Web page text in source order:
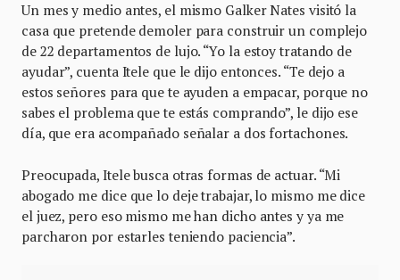
Un mes y medio antes, el mismo Galker Nates visitó la
casa que pretende demoler para construir un complejo
de 22 departamentos de lujo. “Yo la estoy tratando de
ayudar”, cuenta Itele que le dijo entonces. “Te dejo a
estos señores para que te ayuden a empacar, porque no
sabes el problema que te estás comprando”, le dijo ese
día, que era acompañado señalar a dos fortachones.
Preocupada, Itele busca otras formas de actuar. “Mi
abogado me dice que lo deje trabajar, lo mismo me dice
el juez, pero eso mismo me han dicho antes y ya me
parcharon por estarles teniendo paciencia”.